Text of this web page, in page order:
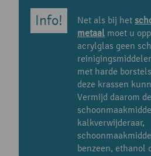
Net als bij het
metaal moet u
acrylglas geen
met harde
deze krassen
Vermijd daarom
kalkverwijderaar,
benzeen, ethanol